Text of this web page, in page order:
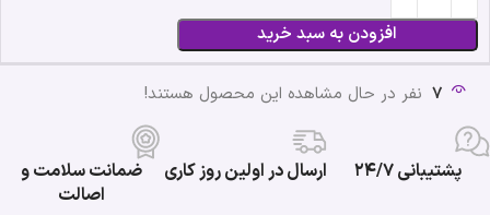
افزودن به سبد خرید
7 نفر در حال مشاهده این محصول هستند!
پشتیبانی ۲۴/۷ ارسال در اولین روز کاری
ضمانت سلامت و
اصالت